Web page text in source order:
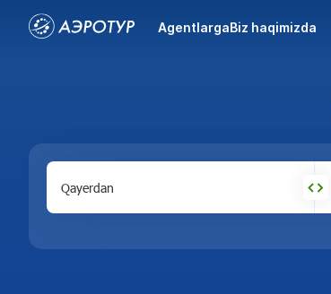
AgentlargaBiz haqimizda
Qayerdan